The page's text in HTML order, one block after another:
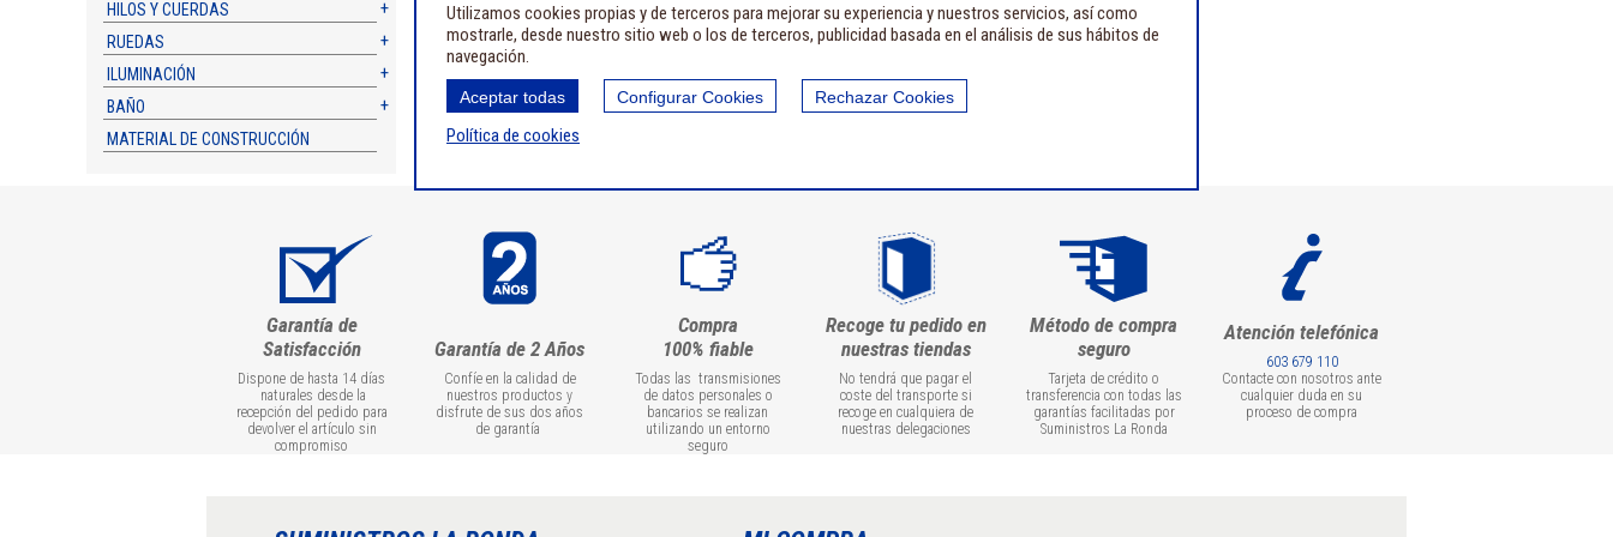
HILOS Y CUERDAS
RUEDAS
ILUMINACIÓN
BAÑO
MATERIAL DE CONSTRUCCIÓN
Garantía de
Satisfacción
Dispone de hasta 14 días
naturales desde la
recepción del pedido para
devolver el artículo sin
compromiso
Garantía de 2 Años
Confíe en la calidad de
nuestros productos y
disfrute de sus dos años
de garantía
Compra
100% fiable
Todas las transmisiones
de datos personales o
bancarios se realizan
utilizando un entorno
seguro
Recoge tu pedido en
nuestras tiendas
No tendrá que pagar el
coste del transporte si
recoge en cualquiera de
nuestras delegaciones
Método de compra
seguro
Tarjeta de crédito o
transferencia con todas las
garantías facilitadas por
Suministros La Ronda
Atención telefónica
603 679 110
Contacte con nosotros ante
cualquier duda en su
proceso de compra
Utilizamos cookies propias y de terceros para mejorar su experiencia y nuestros servicios, así como
mostrarle, desde nuestro sitio web o los de terceros, publicidad basada en el análisis de sus hábitos de
navegación.
Aceptar todas Configurar Cookies Rechazar Cookies
Política de cookies